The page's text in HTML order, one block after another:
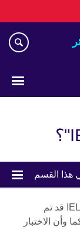
هذا القسم